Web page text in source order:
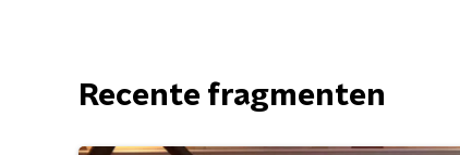
Recente fragmenten